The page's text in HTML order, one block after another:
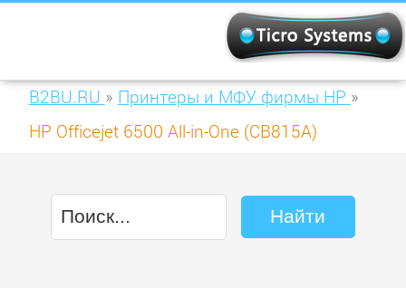
B2BU.RU » Принтеры и МФУ фирмы HP »
HP Officejet 6500 All-in-One (CB815A)